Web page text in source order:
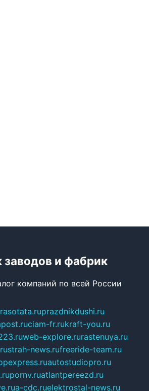
заводов и фабрик
компаний по всей России
prazdnikdushi.ru
ciam-fr.rukraft-you.ru
web-explore.rurastenuya.ru
strah-news.rufreeride-team.ru
autostudiopro.ru
pornv.ruatlantpereezd.ru
a-cdc.ruelektrostal-news.ru